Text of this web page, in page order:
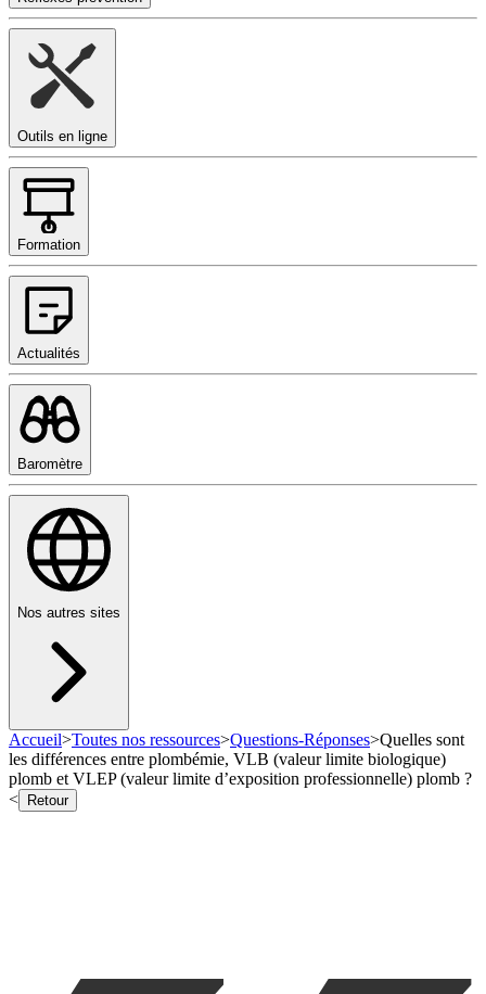
Outils en ligne
Formation
Actualités
Baromètre
Nos autres sites
Accueil>Toutes nos ressources>Questions-Réponses>Quelles sont
les différences entre plombémie, VLB (valeur limite biologique)
plomb et VLEP (valeur limite d’exposition professionnelle) plomb ?
<
Retour